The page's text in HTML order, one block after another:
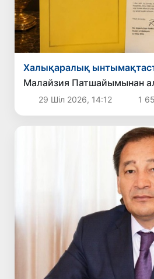
Халықаралық
Малайзия Патшайымынан
29 Шіл 2026, 14:12 1